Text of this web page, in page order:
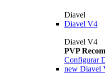
Diavel
Diavel V4
Diavel V4
PVP
Configurar
new Diavel